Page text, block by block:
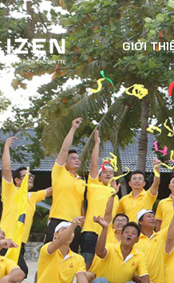
GIỚI